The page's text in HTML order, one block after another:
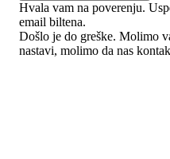
Hvala vam na poverenju.
email biltena.
Došlo je do greške. Molimo
nastavi, molimo da nas